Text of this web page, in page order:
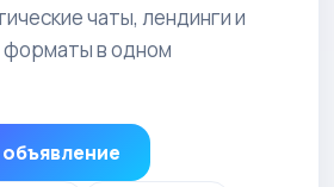
чаты, лендинги и
в одном